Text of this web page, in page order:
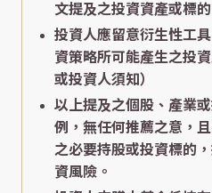
文提及之投資資產或標的
投資人應留意衍生性工
資策略所可能產生之投
或投資人須知）
以上提及之個股、產業
例，無任何推薦之意，
之必要持股或投資標的
資風險。